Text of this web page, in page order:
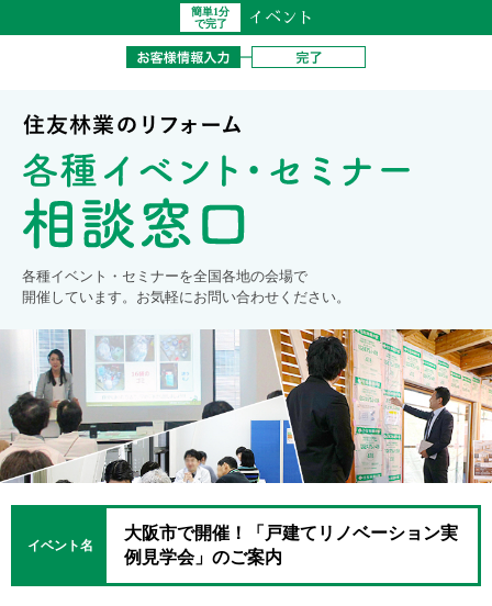
イベント
簡単1分
で完了
各種イベント・セミナーを全国各地の会場で
開催しています。お気軽にお問い合わせください。
イベント名
大阪市で開催！「戸建てリノベーション実
例見学会」のご案内